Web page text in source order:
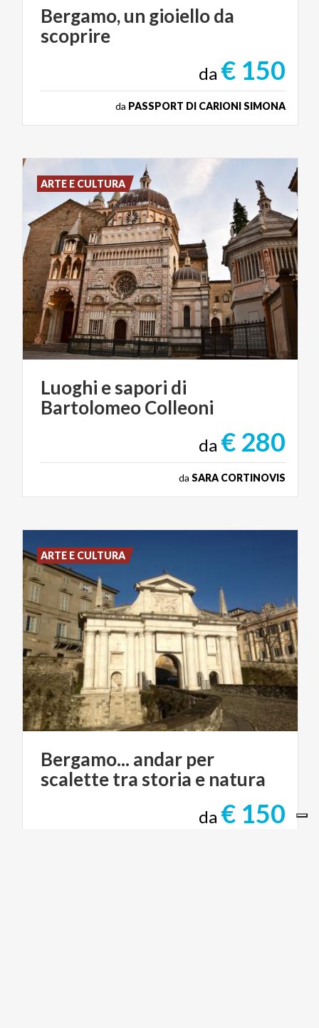
Bergamo,un gioielloda
scoprire
da € 150
da PASSPORT DI CARIONI SIMONA
Luoghi esapori di
BartolomeoColleoni
da € 280
da SARA CORTINOVIS
ARTE E CULTURA
Bergamo... andar per
scalettetra storia e natura
da € 150
ARTE E CULTURA